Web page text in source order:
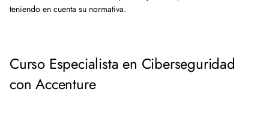
teniendo en cuenta su normativa.
Curso Especialista en Ciberseguridad
con Accenture